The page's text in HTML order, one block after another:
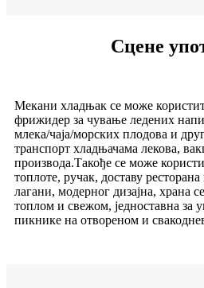
Сцене
Мекани хладњак се може
фрижидер за чување ледених
млека/чаја/морских плодова и
транспорт хладњачама лекова,
производа.Такође се може
топлоте, ручак, доставу
лагани, модерног дизајна, храна
топлом и свежом, једноставна за
пикнике на отвореном и